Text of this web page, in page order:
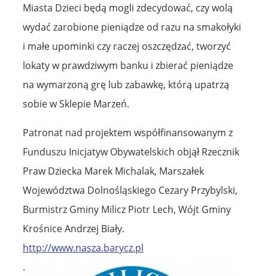
Miasta Dzieci będą mogli zdecydować, czy wolą
wydać zarobione pieniądze od razu na smakołyki
i małe upominki czy raczej oszczędzać, tworzyć
lokaty w prawdziwym banku i zbierać pieniądze
na wymarzoną grę lub zabawkę, którą upatrzą
sobie w Sklepie Marzeń.
Patronat nad projektem współfinansowanym z
Funduszu Inicjatyw Obywatelskich objął Rzecznik
Praw Dziecka Marek Michalak, Marszałek
Województwa Dolnośląskiego Cezary Przybylski,
Burmistrz Gminy Milicz Piotr Lech, Wójt Gminy
Krośnice Andrzej Biały.
http://www.nasza.barycz.pl
.